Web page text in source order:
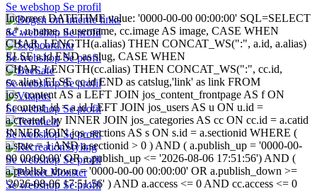
Se webshop Se profil
Se webshop Se profil
Se webshopSe profil
Se webshopSe profil
Se webshopSe profil
Se webshopSe profil
Se webshop Se profil
Se webshop Se profil
Incorrect DATETIME value: '0000-00-00 00:00:00' SQL=SELECT
a.*, u.name, u.username, cc.image AS image, CASE WHEN
CHAR_LENGTH(a.alias) THEN CONCAT_WS(":", a.id, a.alias)
ELSE a.id END as slug, CASE WHEN
CHAR_LENGTH(cc.alias) THEN CONCAT_WS(":", cc.id,
cc.alias) ELSE cc.id END as catslug,'link' as link FROM
jos_content AS a LEFT JOIN jos_content_frontpage AS f ON
f.content_id = a.id LEFT JOIN jos_users AS u ON u.id =
a.created_by INNER JOIN jos_categories AS cc ON cc.id = a.catid
INNER JOIN jos_sections AS s ON s.id = a.sectionid WHERE (
a.state = 1 AND a.sectionid > 0 ) AND ( a.publish_up = '0000-00-
00 00:00:00' OR a.publish_up <= '2026-08-06 17:51:56') AND (
a.publish_down = '0000-00-00 00:00:00' OR a.publish_down >=
'2026-08-06 17:51:56' ) AND a.access <= 0 AND cc.access <= 0